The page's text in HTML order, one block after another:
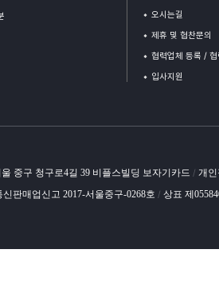
오시는길
제휴 및 협찬문의
협력업체 등록 /
입사지원
중구 청구로4길 39 비플스빌딩 보자기카드 / 개
신판매업신고 2017-서울중구-0268호 / 상표 제